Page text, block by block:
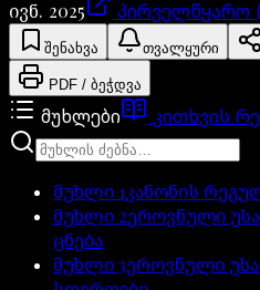
ივნ. 2025
პირველწყარო
შენახვა თვალყური
PDF / ბეჭდვა
მუხლები კითხვის
მუხლი 1კანონის
მუხლი 2ეროვნული
ცნება
მუხლი3ეროვნული